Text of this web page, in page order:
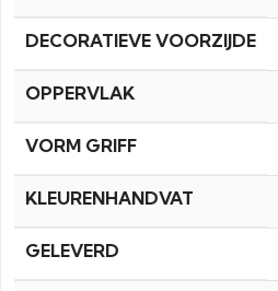
DECORATIEVE VOORZIJDE
OPPERVLAK
VORM GRIFF
KLEURENHANDVAT
GELEVERD